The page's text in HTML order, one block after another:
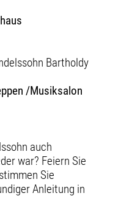
Bartholdy
/Musiksalon
auch
war? Feiern Sie
Sie
Anleitung in